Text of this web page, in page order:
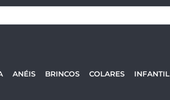
ANÉIS BRINCOS COLARES INFANTIL